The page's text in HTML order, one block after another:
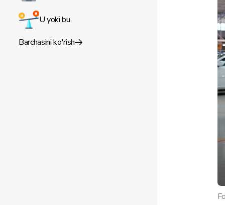
U yoki bu
Barchasini ko'rish